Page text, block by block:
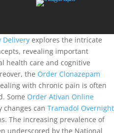
Delivery explores the intricate
revealing important
health care and cognitive
the Order Clonazepam
with chronic pain is often
Some Order Ativan Online
can Tramadol Overnight
The increasing prevalence of
underscored by the National